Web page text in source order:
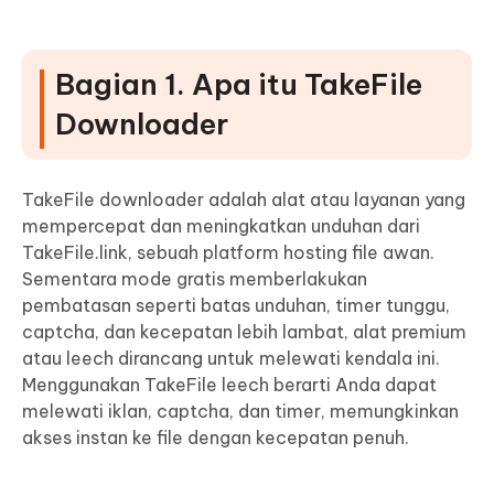
Bagian 1. Apa itu TakeFile
Downloader
TakeFile downloader adalah alat atau layanan yang
mempercepat dan meningkatkan unduhan dari
TakeFile.link, sebuah platform hosting file awan.
Sementara mode gratis memberlakukan
pembatasan seperti batas unduhan, timer tunggu,
captcha, dan kecepatan lebih lambat, alat premium
atau leech dirancang untuk melewati kendala ini.
Menggunakan TakeFile leech berarti Anda dapat
melewati iklan, captcha, dan timer, memungkinkan
akses instan ke file dengan kecepatan penuh.